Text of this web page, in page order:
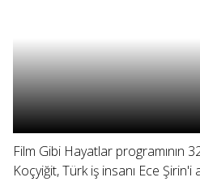
Film Gibi Hayatlar programının
Koçyiğit, Türk iş insanı Ece Şirin'i